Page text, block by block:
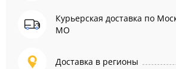
Курьерская доставка по
МО
Доставка в регионы